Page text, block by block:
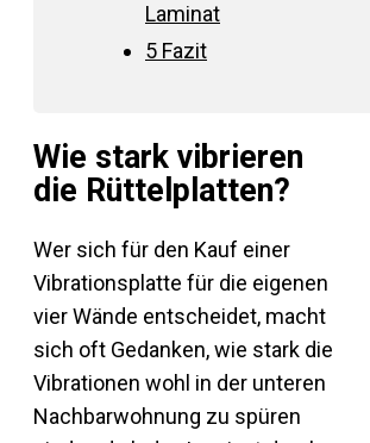
Laminat
5 Fazit
Wie stark vibrieren
die Rüttelplatten?
Wer sich für den Kauf einer
Vibrationsplatte für die eigenen
vier Wände entscheidet, macht
sich oft Gedanken, wie stark die
Vibrationen wohl in der unteren
Nachbarwohnung zu spüren